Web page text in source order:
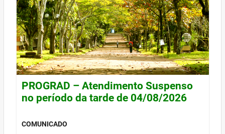
PROGRAD – Atendimento Suspenso
no período da tarde de 04/08/2026
COMUNICADO